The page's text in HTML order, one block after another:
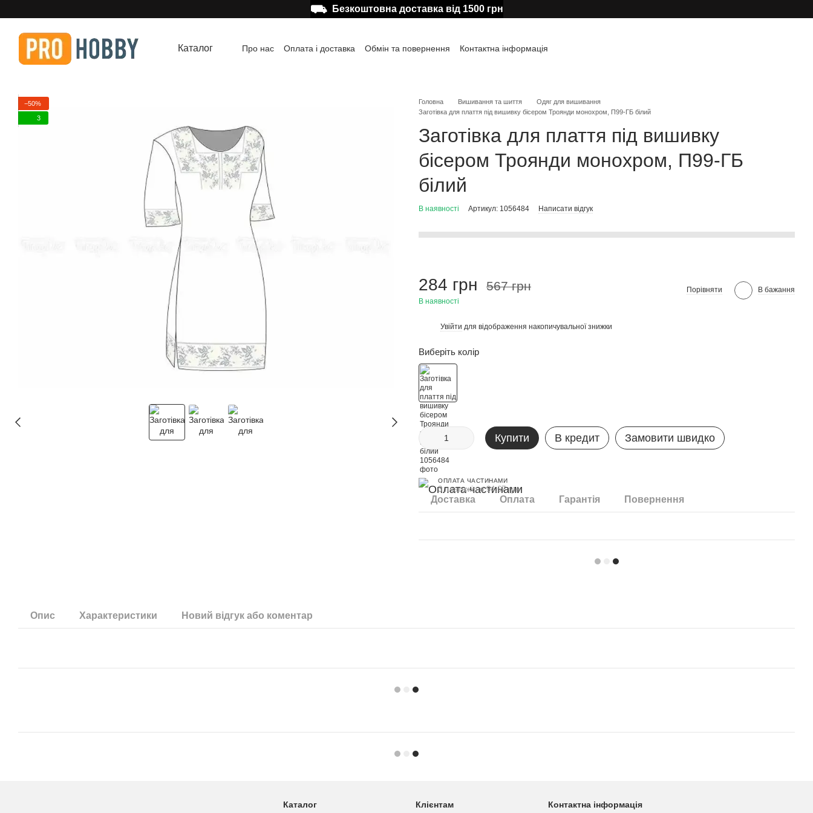
⛟ Безкоштовна доставка від 1500 грн
Каталог Про нас Оплата і доставка Обмін та повернення
Контактна інформація
−50%
3
Головна Вишивання та шиття
Одяг для вишивання
Заготівка для плаття під вишивку бісером Троянди монохром, П99-ГБ білий
Заготівка для плаття під вишивку
бісером Троянди монохром, П99-ГБ
білий
В наявності Артикул: 1056484 Написати відгук
284 грн 567 грн
В наявності
Порівняти В бажання
Увійти для відображення накопичувальної знижки
Виберіть колір
Купити В кредит Замовити швидко
ОПЛАТА ЧАСТИНАМИ
3 платежі по 94.67 грн
Доставка Оплата Гарантія Повернення
Опис Характеристики Новий відгук або коментар
Каталог Клієнтам Контактна інформація